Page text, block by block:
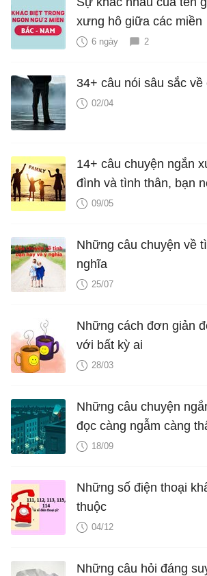
xưng hô giữa các miền
6 ngày 2
34+ câu nói sâu sắc về
02/04
14+ câu chuyện ngắn
đình và tình thân, bạn
trong đời
09/05
Những câu chuyện về
nghĩa
25/07
Những cách đơn giản
với bất kỳ ai
28/03
Những câu chuyện
đọc càng ngẫm càng
18/09
Những số điện thoại
thuộc
04/12
Những câu hỏi đáng